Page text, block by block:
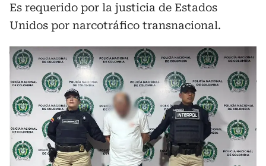
Es requerido por la justicia de Estados
Unidos por narcotráfico transnacional.